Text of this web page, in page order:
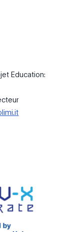
Education: